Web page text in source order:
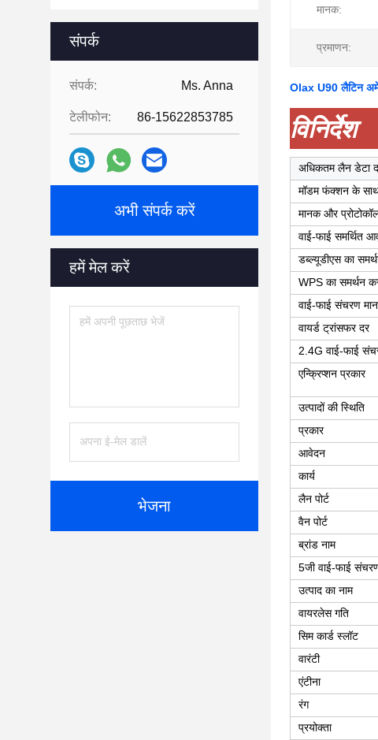
संपर्क
संपर्क: Ms. Anna
टेलीफोन: 86-15622853785
अभी संपर्क करें
हमें मेल करें
भेजना
मानक:
प्रमाणन:
Olax U90 लैटिन
विनिर्देश
अधिकतम लैन डेटा
मॉडम फंक्शन के
मानक और
वाई-फाई समर्थित
डब्ल्यूडीएस का
WPS का समर्थन
वाई-फाई संचरण
वायर्ड ट्रांसफर दर
2.4G वाई-फाई
एन्क्रिप्शन प्रकार
उत्पादों की स्थिति
प्रकार
आवेदन
कार्य
लैन पोर्ट
वैन पोर्ट
ब्रांड नाम
5जी वाई-फाई
उत्पाद का नाम
वायरलेस गति
सिम कार्ड स्लॉट
वारंटी
एंटीना
रंग
प्रयोक्ता